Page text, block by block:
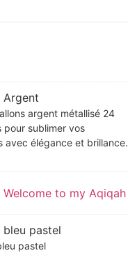
Argent
argent métallisé 24
pour sublimer vos
avec élégance et brillance.
Welcome to my Aqiqah
bleu pastel
pastel